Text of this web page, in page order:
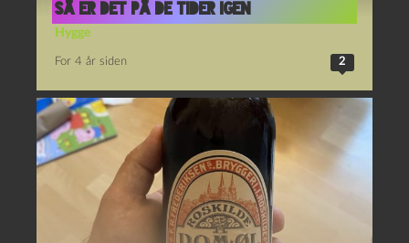
Så er det på de tider igen
Hygge
For 4 år siden 2